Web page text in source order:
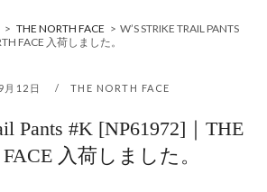
> THE NORTH FACE > W’S STRIKE TRAIL PANTS
FACE 入荷しました。
月12日 THE NORTH FACE
Pants #K [NP61972]｜THE
入荷しました。